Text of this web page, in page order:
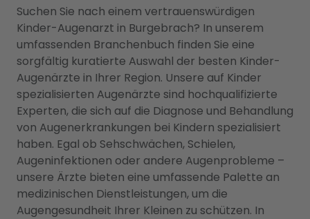
Suchen Sie nach einem vertrauenswürdigen
Kinder-Augenarzt in Burgebrach? In unserem
umfassenden Branchenbuch finden Sie eine
sorgfältig kuratierte Auswahl der besten Kinder-
Augenärzte in Ihrer Region. Unsere auf Kinder
spezialisierten Augenärzte sind hochqualifizierte
Experten, die sich auf die Diagnose und Behandlung
von Augenerkrankungen bei Kindern spezialisiert
haben. Egal ob Sehschwächen, Schielen,
Augeninfektionen oder andere Augenprobleme –
unsere Ärzte bieten eine umfassende Palette an
medizinischen Dienstleistungen, um die
Augengesundheit Ihrer Kleinen zu schützen. In